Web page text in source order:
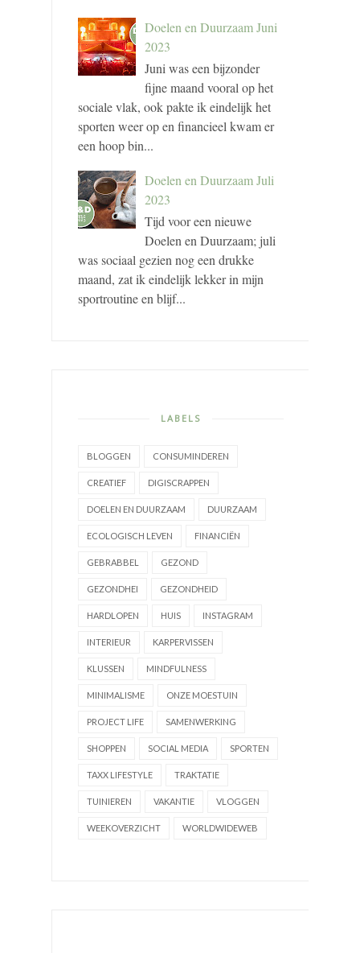
Doelen en Duurzaam Juni
2023
Juni was een bijzonder
fijne maand vooral op het
sociale vlak, ook pakte ik eindelijk het
sporten weer op en financieel kwam er
een hoop bin...
Doelen en Duurzaam Juli
2023
Tijd voor een nieuwe
Doelen en Duurzaam; juli
was sociaal gezien nog een drukke
maand, zat ik eindelijk lekker in mijn
sportroutine en blijf...
LABELS
BLOGGEN CONSUMINDEREN
CREATIEF DIGISCRAPPEN
DOELEN EN DUURZAAM DUURZAAM
ECOLOGISCH LEVEN FINANCIËN
GEBRABBEL GEZOND
GEZONDHEI GEZONDHEID
HARDLOPEN HUIS INSTAGRAM
INTERIEUR KARPERVISSEN
KLUSSEN MINDFULNESS
MINIMALISME ONZE MOESTUIN
PROJECT LIFE SAMENWERKING
SHOPPEN SOCIAL MEDIA SPORTEN
TAXX LIFESTYLE TRAKTATIE
TUINIEREN VAKANTIE VLOGGEN
WEEKOVERZICHT WORLDWIDEWEB